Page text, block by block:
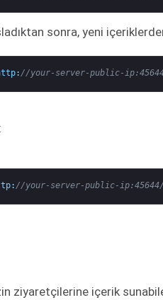
sonra, yeni
: //your-server-public-
: //your-server-public-
ziyaretçilerine içerik